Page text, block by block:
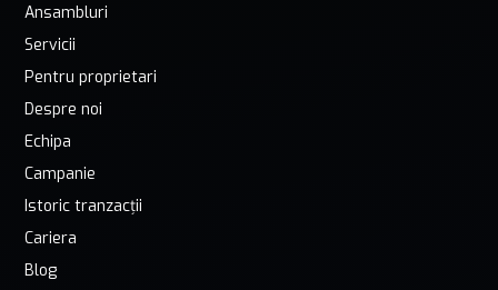
Ansambluri
Servicii
Pentru proprietari
Despre noi
Echipa
Campanie
Istoric tranzacții
Cariera
Blog